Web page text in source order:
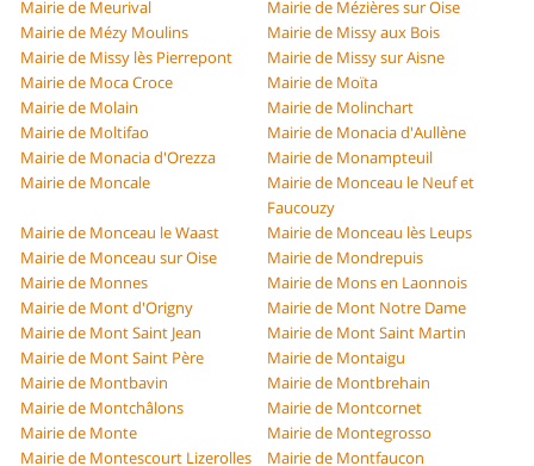
Mairie de Meurival
Mairie de Mézières sur Oise
Mairie de Mézy Moulins
Mairie de Missy aux Bois
Mairie de Missy lès Pierrepont
Mairie de Missy sur Aisne
Mairie de Moca Croce
Mairie de Moïta
Mairie de Molain
Mairie de Molinchart
Mairie de Moltifao
Mairie de Monacia d'Aullène
Mairie de Monacia d'Orezza
Mairie de Monampteuil
Mairie de Moncale
Mairie de Monceau le Neuf et
Faucouzy
Mairie de Monceau le Waast
Mairie de Monceau lès Leups
Mairie de Monceau sur Oise
Mairie de Mondrepuis
Mairie de Monnes
Mairie de Mons en Laonnois
Mairie de Mont d'Origny
Mairie de Mont Notre Dame
Mairie de Mont Saint Jean
Mairie de Mont Saint Martin
Mairie de Mont Saint Père
Mairie de Montaigu
Mairie de Montbavin
Mairie de Montbrehain
Mairie de Montchâlons
Mairie de Montcornet
Mairie de Monte
Mairie de Montegrosso
Mairie de Montescourt Lizerolles
Mairie de Montfaucon